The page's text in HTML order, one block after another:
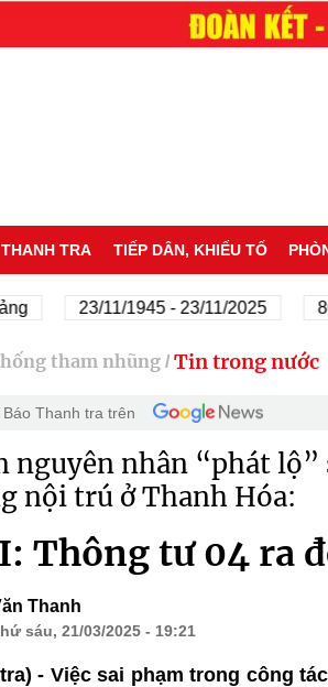
THANH TRA TIẾP DÂN, KHIẾU TỐ
23/11/1945 - 23/11/2025 80
tham nhũng / Tin trong nước
Thanh tra trên
nguyên nhân “phát lộ”
nội trú ở Thanh Hóa:
Thông tư 04 ra
Thanh
sáu, 21/03/2025 - 19:21
- Việc sai phạm trong công